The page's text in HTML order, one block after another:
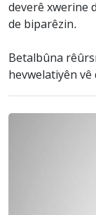
deverê xwerine
de biparêzin.
Betalbûna
hevwelatiyên vê